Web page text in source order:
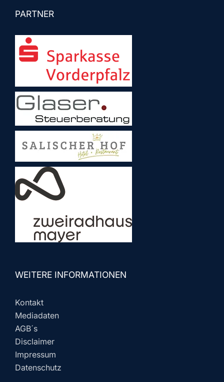
PARTNER
WEITERE INFORMATIONEN
Kontakt
Mediadaten
AGB´s
Disclaimer
Impressum
Datenschutz